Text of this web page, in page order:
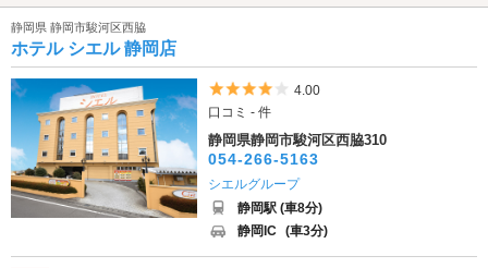
静岡県 静岡市駿河区西脇
ホテル シエル 静岡店
5つ星のうち4
4.00
口コミ - 件
静岡県静岡市駿河区西脇310
054-266-5163
シエルグループ
静岡駅 (車8分)
静岡IC (車3分)